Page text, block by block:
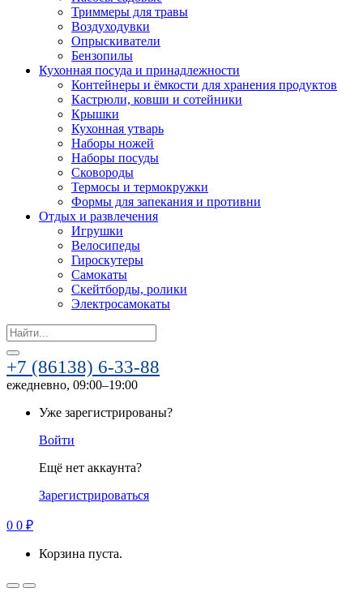
Триммеры для травы
Воздуходувки
Опрыскиватели
Бензопилы
Кухонная посуда и принадлежности
Контейнеры и ёмкости для хранения продуктов
Кастрюли, ковши и сотейники
Крышки
Кухонная утварь
Наборы ножей
Наборы посуды
Сковороды
Термосы и термокружки
Формы для запекания и противни
Отдых и развлечения
Игрушки
Велосипеды
Гироскутеры
Самокаты
Скейтборды, ролики
Электросамокаты
Search
for:
+7 (86138) 6-33-88
ежедневно, 09:00–19:00
Уже зарегистрированы?
Войти
Ещё нет аккаунта?
Зарегистрироваться
0 0 ₽
Корзина пуста.